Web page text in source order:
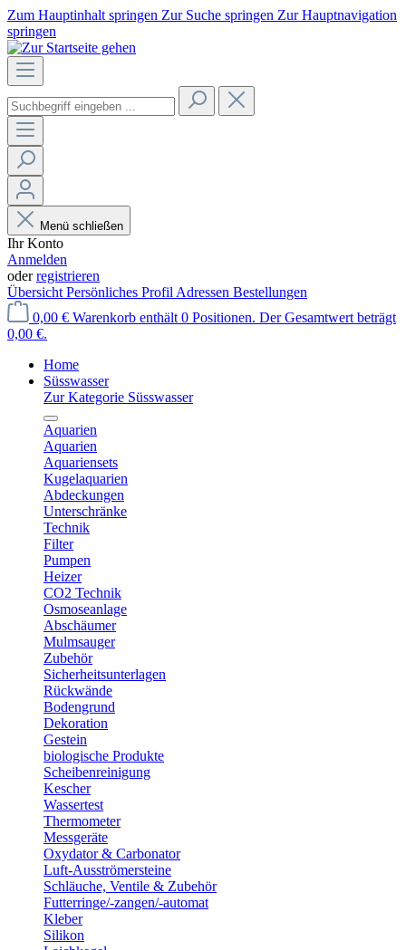
Zum Hauptinhalt springen Zur Suche springen Zur Hauptnavigation
springen
Menü schließen
Ihr Konto
Anmelden
oderregistrieren
Übersicht Persönliches Profil Adressen Bestellungen
0,00 € Warenkorb enthält 0 Positionen. Der Gesamtwert beträgt
0,00 €.
Home
Süsswasser
Zur Kategorie Süsswasser
Aquarien
Aquarien
Aquariensets
Kugelaquarien
Abdeckungen
Unterschränke
Technik
Filter
Pumpen
Heizer
CO2 Technik
Osmoseanlage
Abschäumer
Mulmsauger
Zubehör
Sicherheitsunterlagen
Rückwände
Bodengrund
Dekoration
Gestein
biologische Produkte
Scheibenreinigung
Kescher
Wassertest
Thermometer
Messgeräte
Oxydator & Carbonator
Luft-Ausströmersteine
Schläuche, Ventile & Zubehör
Futterringe/-zangen/-automat
Kleber
Silikon